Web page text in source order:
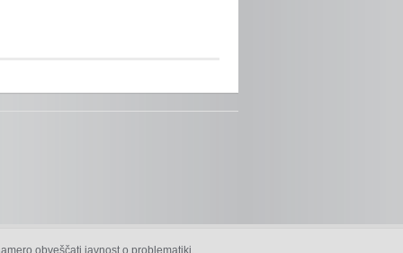
obveščati javnost o problematiki,